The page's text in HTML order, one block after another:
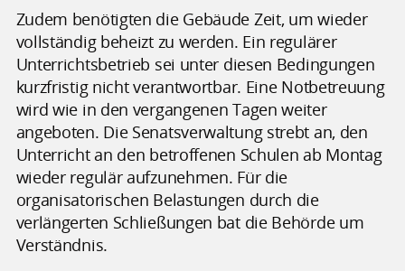
Zudem benötigten die Gebäude Zeit, um wieder
vollständig beheizt zu werden. Ein regulärer
Unterrichtsbetrieb sei unter diesen Bedingungen
kurzfristig nicht verantwortbar. Eine Notbetreuung
wird wie in den vergangenen Tagen weiter
angeboten. Die Senatsverwaltung strebt an, den
Unterricht an den betroffenen Schulen ab Montag
wieder regulär aufzunehmen. Für die
organisatorischen Belastungen durch die
verlängerten Schließungen bat die Behörde um
Verständnis.